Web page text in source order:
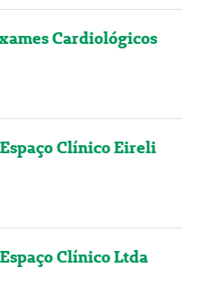
Cardiológicos
Clínico Eireli
Clínico Ltda